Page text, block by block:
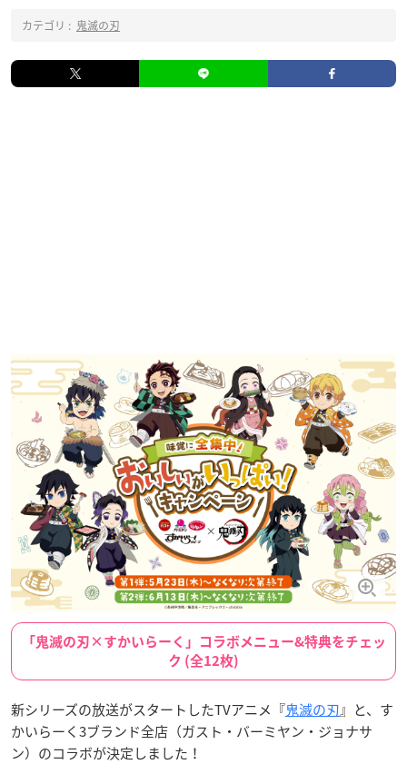
カテゴリ : 鬼滅の刃
「鬼滅の刃×すかいらーく」コラボメニュー&特典をチェッ
ク (全12枚)
新シリーズの放送がスタートしたTVアニメ『鬼滅の刃』と、す
かいらーく3ブランド全店（ガスト・バーミヤン・ジョナサ
ン）のコラボが決定しました！